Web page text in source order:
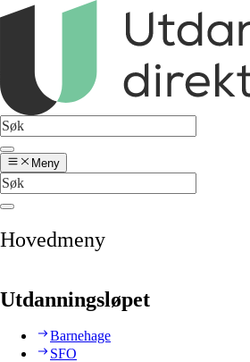
Meny
Hovedmeny
Utdanningsløpet
Barnehage
SFO